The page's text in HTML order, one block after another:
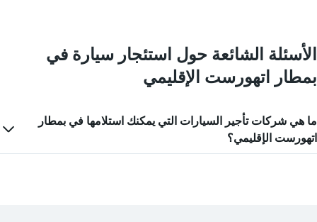
الذي
يعرض
أرخص
إيجار
في
الشركات
الأسئلة الشائعة حول استئجار سيارة في
بمطار اتهورست الإقليمي
ما هي شركات تأجير السيارات التي يمكنك استلامها في بمطار
اتهورست الإقليمي؟